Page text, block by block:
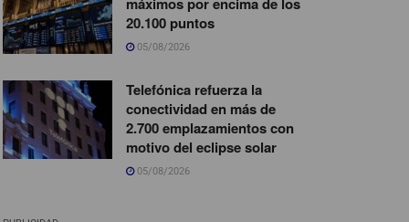
20.100 puntos
05/08/2026
Telefónica refuerza la
conectividad en más de
2.700 emplazamientos con
motivo del eclipse solar
05/08/2026